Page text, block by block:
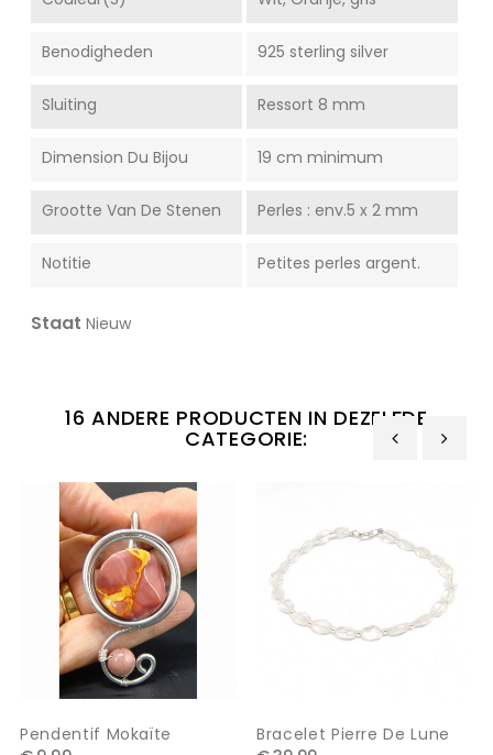
Benodigheden 925 sterling silver
Sluiting Ressort 8 mm
Dimension Du Bijou 19 cm minimum
Grootte Van De Stenen Perles : env.5 x 2 mm
Notitie Petites perles argent.
Staat Nieuw
16 ANDERE PRODUCTEN IN DEZELFDE
CATEGORIE:
Pendentif Mokaïte Bracelet Pierre De Lune